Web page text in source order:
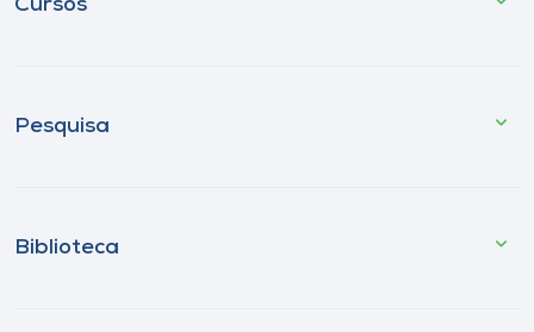
Cursos
Pesquisa
Biblioteca